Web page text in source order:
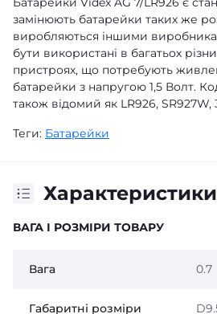
замінюють батарейки таких же
виробляються іншими
бути використані в багатьох
пристроях, що потребують
батарейки з напругою 1,5 Волт.
також відомий як LR926, SR927W,
Теги: Батарейки
Характеристики
ВАГА І РОЗМІРИ ТОВАРУ
Вага 0.7
Габаритні розміри